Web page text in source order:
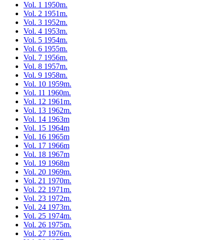
Vol. 1 1950m.
Vol. 2 1951m.
Vol. 3 1952m.
Vol. 4 1953m.
Vol. 5 1954m.
Vol. 6 1955m.
Vol. 7 1956m.
Vol. 8 1957m.
Vol. 9 1958m.
Vol. 10 1959m.
Vol. 11 1960m.
Vol. 12 1961m.
Vol. 13 1962m.
Vol. 14 1963m
Vol. 15 1964m
Vol. 16 1965m
Vol. 17 1966m
Vol. 18 1967m
Vol. 19 1968m
Vol. 20 1969m.
Vol. 21 1970m.
Vol. 22 1971m.
Vol. 23 1972m.
Vol. 24 1973m.
Vol. 25 1974m.
Vol. 26 1975m.
Vol. 27 1976m.